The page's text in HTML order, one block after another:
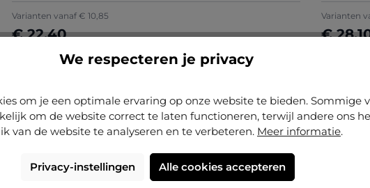
Varianten vanaf€ 10,85
€ 22,40
Nu configureren
Varianten
€ Nu
Aluminium fotokader Noah
€ 26,20
We respecteren je privacy
om je een optimale ervaring op onze website te bieden. Sommige
om de website correct te laten functioneren, terwijl andere ons
van de website te analyseren en te verbeteren. Meer informatie.
Privacy-instellingen Alle cookies accepteren